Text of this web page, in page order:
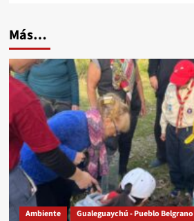
Más…
Ambiente Gualeguaychú - Pueblo Belgrano